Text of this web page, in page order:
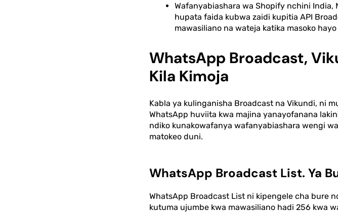
Wafanyabiashara wa Shopify nchini India,
hupata faida kubwa zaidi kupitia API
mawasiliano na wateja katika masoko hayo
WhatsApp Broadcast,
Kila Kimoja
Kabla ya kulinganisha Broadcast na Vikundi, ni
WhatsApp huviita kwa majina yanayofanana
ndiko kunakowafanya wafanyabiashara wengi
matokeo duni.
WhatsApp Broadcast List. Ya
WhatsApp Broadcast List ni kipengele cha bure
kutuma ujumbe kwa mawasiliano hadi 256 kwa